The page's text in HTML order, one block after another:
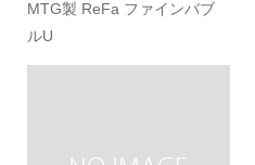
MTG製 ReFa ファインバブ
ルU